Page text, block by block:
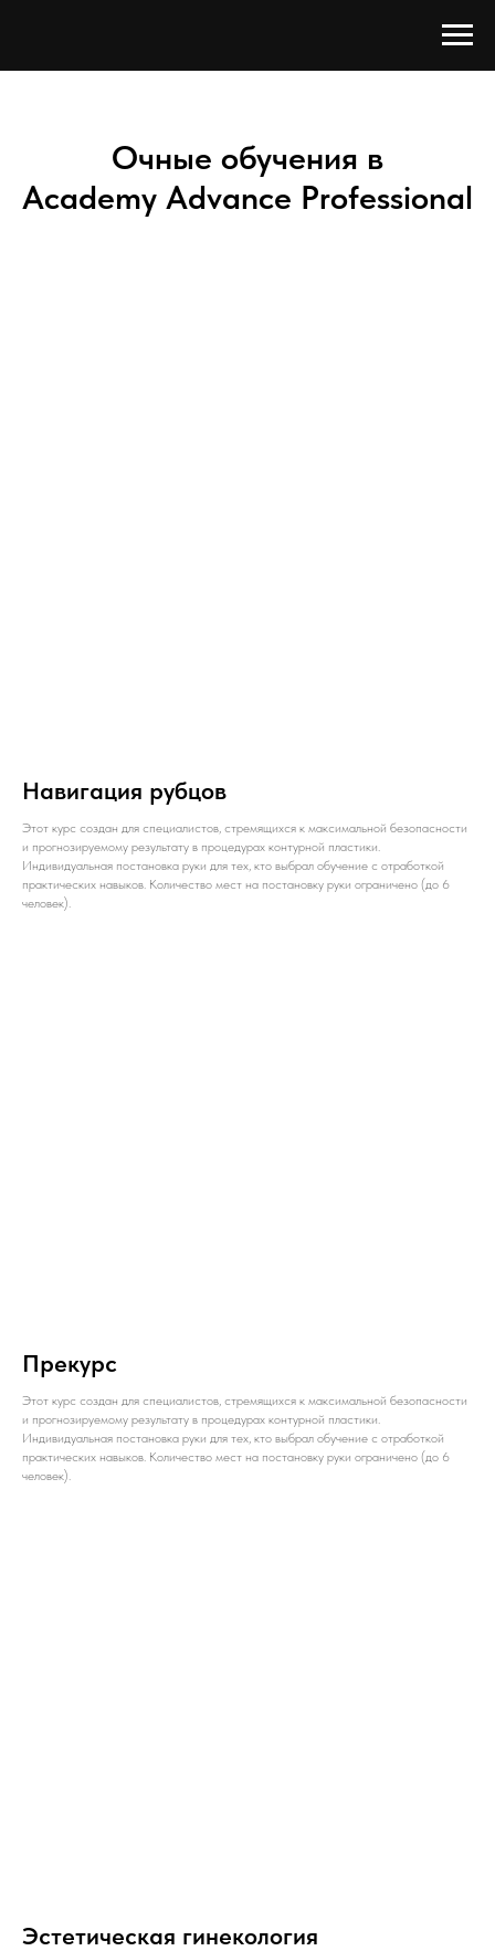
Очные обучения в
Academy Advance Professional
Навигация рубцов
Этот курс создан для специалистов, стремящихся к максимальной безопасности
и прогнозируемому результату в процедурах контурной пластики.
Индивидуальная постановка руки для тех, кто выбрал обучение с отработкой
практических навыков. Количество мест на постановку руки ограничено (до 6
человек).
Прекурс
Этот курс создан для специалистов, стремящихся к максимальной безопасности
и прогнозируемому результату в процедурах контурной пластики.
Индивидуальная постановка руки для тех, кто выбрал обучение с отработкой
практических навыков. Количество мест на постановку руки ограничено (до 6
человек).
Эстетическая гинекология